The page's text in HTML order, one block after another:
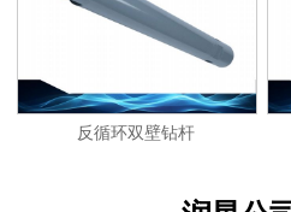
反循环双壁钻杆